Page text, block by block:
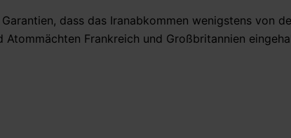
Garantien, dass das Iranabkommen wenigstens von
Atommächten Frankreich und Großbritannien